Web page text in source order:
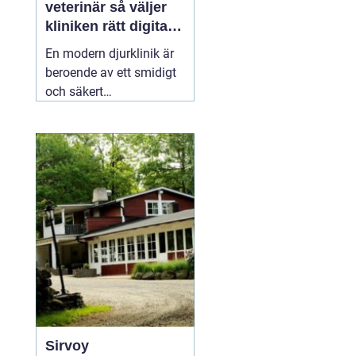
veterinär så väljer
kliniken rätt digitalt
stöd
En modern djurklinik är
beroende av ett smidigt
och säkert
fungerande digitalt flöde
blir vardagen snabbt
rörig: dubbelbokningar,
svåröverskådliga
journaler och onödigt
administrativt arbete. Ett
03 april 2026
Sirvoy